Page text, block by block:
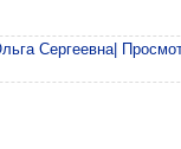
Сергеевна|